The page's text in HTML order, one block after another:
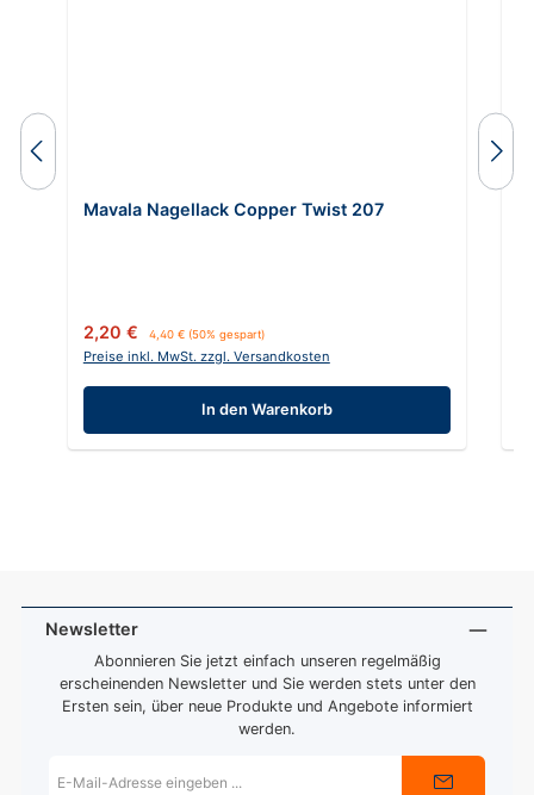
Mavala Nagellack Copper Twist 207
Verkaufspreis:
2,20 € Regulärer Preis:
4,40 € (50% gespart)
Preise inkl. MwSt. zzgl. Versandkosten
In den Warenkorb
Newsletter
Abonnieren Sie jetzt einfach unseren regelmäßig
erscheinenden Newsletter und Sie werden stets unter den
Ersten sein, über neue Produkte und Angebote informiert
werden.
Mail-